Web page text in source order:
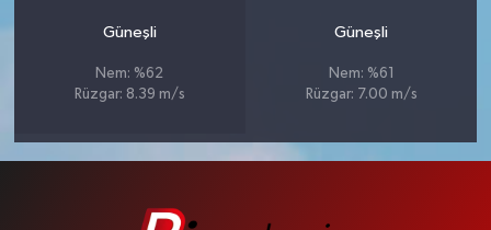
Güneşli
Nem: %62
Rüzgar: 8.39 m/s
Güneşli
Nem: %61
Rüzgar: 7.00 m/s